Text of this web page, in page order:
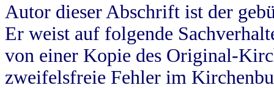
Autor dieser Abschrift ist der
Er weist auf folgende
von einer Kopie des Original-
zweifelsfreie Fehler im